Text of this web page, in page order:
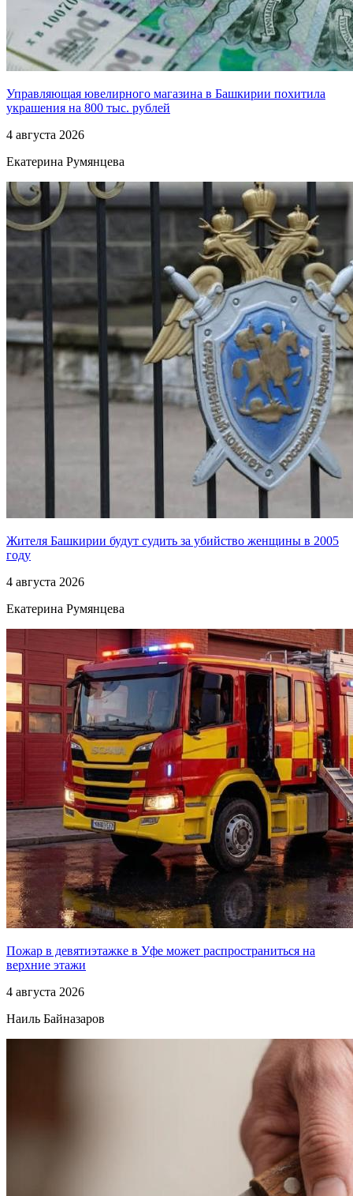
Управляющая ювелирного магазина в Башкирии похитила
украшения на 800 тыс. рублей
4 августа 2026
Екатерина Румянцева
Жителя Башкирии будут судить за убийство женщины в 2005
году
4 августа 2026
Екатерина Румянцева
Пожар в девятиэтажке в Уфе может распространиться на
верхние этажи
4 августа 2026
Наиль Байназаров